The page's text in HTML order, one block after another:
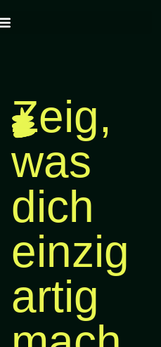
Zeig,
was
dich
einzig
artig